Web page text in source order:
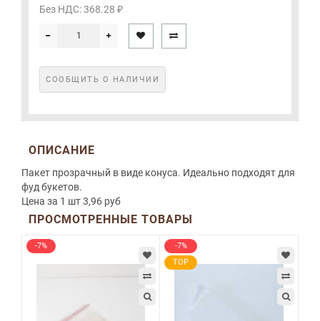
Без НДС: 368.28 ₽
СООБЩИТЬ О НАЛИЧИИ
ОПИСАНИЕ
Пакет прозрачный в виде конуса. Идеально подходят для
фуд букетов.
Цена за 1 шт 3,96 руб
ПРОСМОТРЕННЫЕ ТОВАРЫ
-7%
-7%
TOP